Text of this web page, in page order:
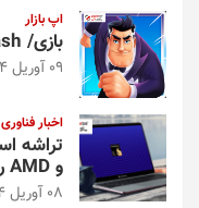
اپ بازار
بازی/ Agent Dash؛ سکه‌ها را جمع کنید
09 آوریل 2024
اخبار فناوری
و AMD را شکست داد
08 آوریل 2024